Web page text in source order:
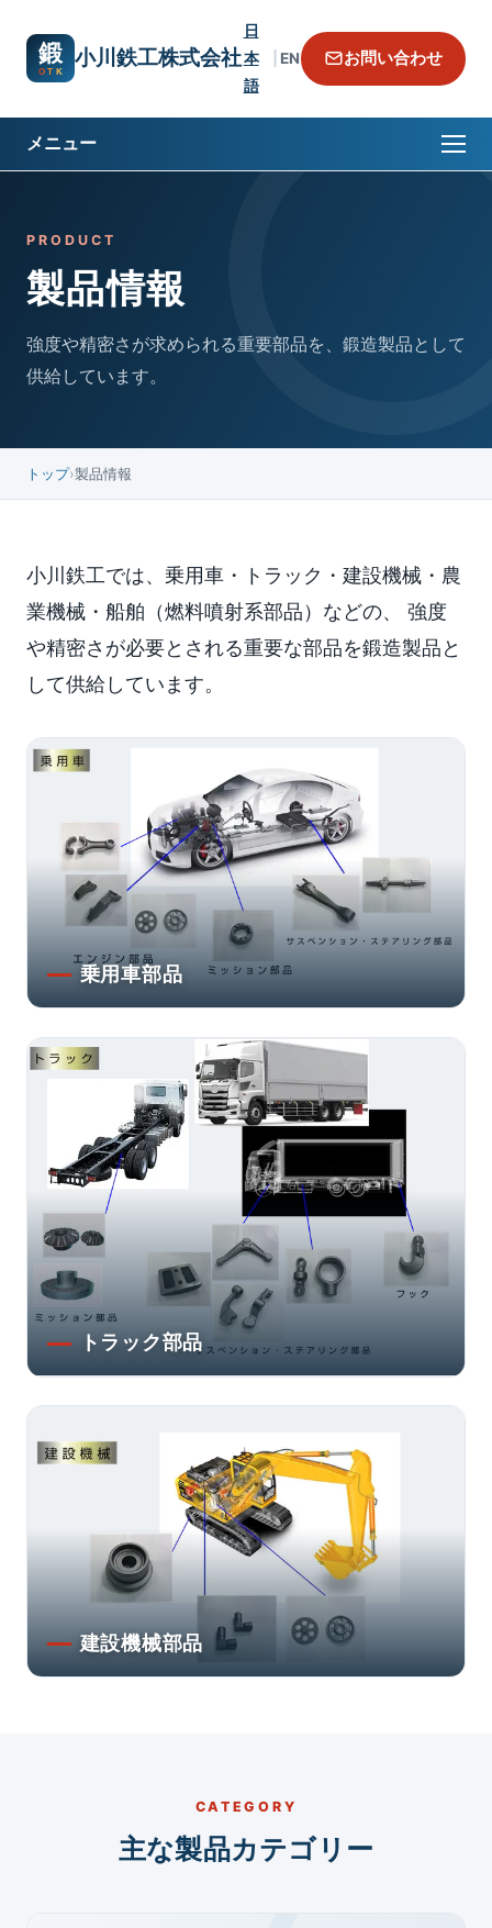
鍛 小川鉄工株式会社
日
本
語
EN お問い合わせ
メニュー
PRODUCT
製品情報
強度や精密さが求められる重要部品を、鍛造製品として
供給しています。
トップ 製品情報
小川鉄工では、乗用車・トラック・建設機械・農
業機械・船舶（燃料噴射系部品）などの、 強度
や精密さが必要とされる重要な部品を鍛造製品と
して供給しています。
乗用車部品
トラック部品
建設機械部品
CATEGORY
主な製品カテゴリー